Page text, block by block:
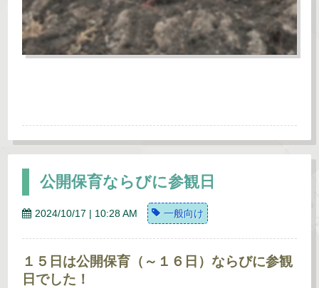
公開保育ならびに参観日
2024/10/17 | 10:28 AM 一般向け
１５日は公開保育（～１６日）ならびに参観
日でした！